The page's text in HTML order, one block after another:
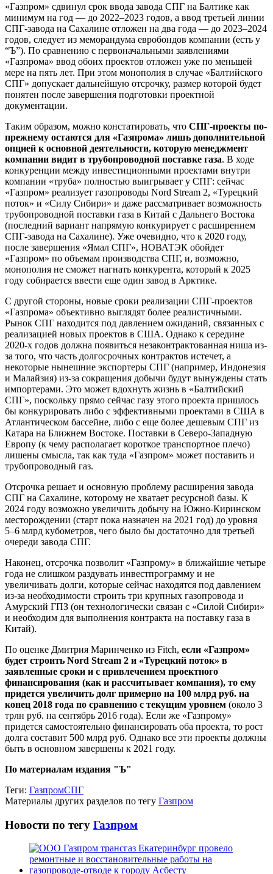
«Газпром» сдвинул срок ввода завода СПГ на Балтике как
минимум на год — до 2022–2023 годов, а ввод третьей линии
СПГ-завода на Сахалине отложен на два года — до 2023–2024
годов, следует из меморандума евробондов компании (есть у
“Ъ”). По сравнению с первоначальными заявлениями
«Газпрома» ввод обоих проектов отложен уже по меньшей
мере на пять лет. При этом монополия в случае «Балтийского
СПГ» допускает дальнейшую отсрочку, размер которой будет
понятен после завершения подготовки проектной
документации.
Таким образом, можно констатировать, что СПГ-проекты по-
прежнему остаются для «Газпрома» лишь дополнительной
опцией к основной деятельности, которую менеджмент
компании видит в трубопроводной поставке газа. В ходе
конкуренции между инвестиционными проектами внутри
компании «труба» полностью выигрывает у СПГ: сейчас
«Газпром» реализует газопроводы Nord Stream 2, «Турецкий
поток» и «Силу Сибири» и даже рассматривает возможность
трубопроводной поставки газа в Китай с Дальнего Востока
(последний вариант напрямую конкурирует с расширением
СПГ-завода на Сахалине). Уже очевидно, что к 2020 году,
после завершения «Ямал СПГ», НОВАТЭК обойдет
«Газпром» по объемам производства СПГ, и, возможно,
монополия не сможет нагнать конкурента, который к 2025
году собирается ввести еще один завод в Арктике.
С другой стороны, новые сроки реализации СПГ-проектов
«Газпрома» объективно выглядят более реалистичными.
Рынок СПГ находится под давлением ожиданий, связанных с
реализацией новых проектов в США. Однако к середине
2020-х годов должна появиться незаконтрактованная ниша из-
за того, что часть долгосрочных контрактов истечет, а
некоторые нынешние экспортеры СПГ (например, Индонезия
и Малайзия) из-за сокращения добычи будут вынуждены стать
импортерами. Это может вдохнуть жизнь в «Балтийский
СПГ», поскольку прямо сейчас газу этого проекта пришлось
бы конкурировать либо с эффективными проектами в США в
Атлантическом бассейне, либо с еще более дешевым СПГ из
Катара на Ближнем Востоке. Поставки в Северо-Западную
Европу (к чему располагает короткое транспортное плечо)
лишены смысла, так как туда «Газпром» может поставить и
трубопроводный газ.
Отсрочка решает и основную проблему расширения завода
СПГ на Сахалине, которому не хватает ресурсной базы. К
2024 году возможно увеличить добычу на Южно-Киринском
месторождении (старт пока назначен на 2021 год) до уровня
5–6 млрд кубометров, чего было бы достаточно для третьей
очереди завода СПГ.
Наконец, отсрочка позволит «Газпрому» в ближайшие четыре
года не слишком раздувать инвестпрограмму и не
увеличивать долги, которые сейчас находятся под давлением
из-за необходимости строить три крупных газопровода и
Амурский ГПЗ (он технологически связан с «Силой Сибири»
и необходим для выполнения контракта на поставку газа в
Китай).
По оценке Дмитрия Маринченко из Fitch, если «Газпром»
будет строить Nord Stream 2 и «Турецкий поток» в
заявленные сроки и с привлечением проектного
финансирования (как и рассчитывает компания), то ему
придется увеличить долг примерно на 100 млрд руб. на
конец 2018 года по сравнению с текущим уровнем (около 3
трлн руб. на сентябрь 2016 года). Если же «Газпрому»
придется самостоятельно финансировать оба проекта, то рост
долга составит 500 млрд руб. Однако все эти проекты должны
быть в основном завершены к 2021 году.
По материалам издания "Ъ"
Теги: ГазпромСПГ
Материалы других разделов по тегу Газпром
Новости по тегу Газпром